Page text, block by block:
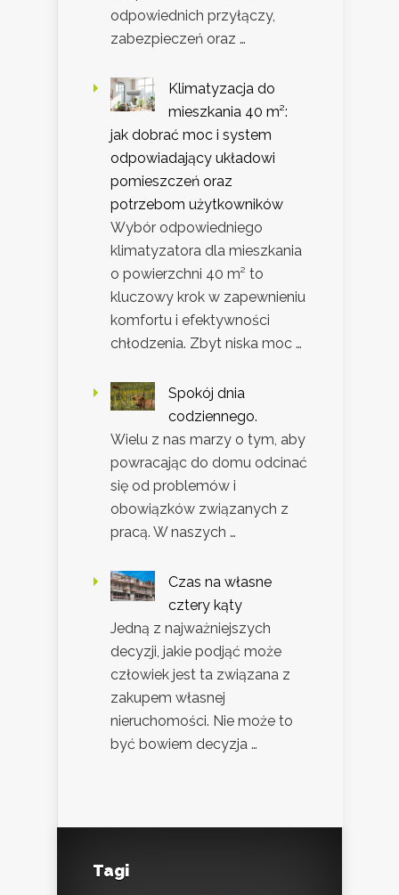
odpowiednich przyłączy,
zabezpieczeń oraz …
Klimatyzacja do
mieszkania 40 m²:
jak dobrać moc i system
odpowiadający układowi
pomieszczeń oraz
potrzebom użytkowników
Wybór odpowiedniego
klimatyzatora dla mieszkania
o powierzchni 40 m² to
kluczowy krok w zapewnieniu
komfortu i efektywności
chłodzenia. Zbyt niska moc …
Spokój dnia
codziennego.
Wielu z nas marzy o tym, aby
powracając do domu odcinać
się od problemów i
obowiązków związanych z
pracą. W naszych …
Czas na własne
cztery kąty
Jedną z najważniejszych
decyzji, jakie podjąć może
człowiek jest ta związana z
zakupem własnej
nieruchomości. Nie może to
być bowiem decyzja …
Tagi